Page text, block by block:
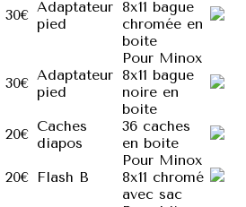
30€ Adaptateur
pied
8x11 bague
chromée en
boite
30€ Adaptateur
pied
Pour Minox
8x11 bague
noire en
boite
20€ Caches
diapos
36 caches
en boite
20€ Flash B
Pour Minox
8x11 chromé
avec sac